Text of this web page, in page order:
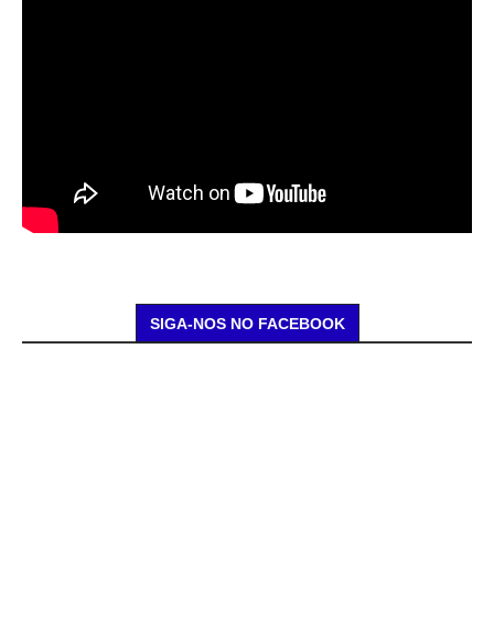
SIGA-NOS NO FACEBOOK